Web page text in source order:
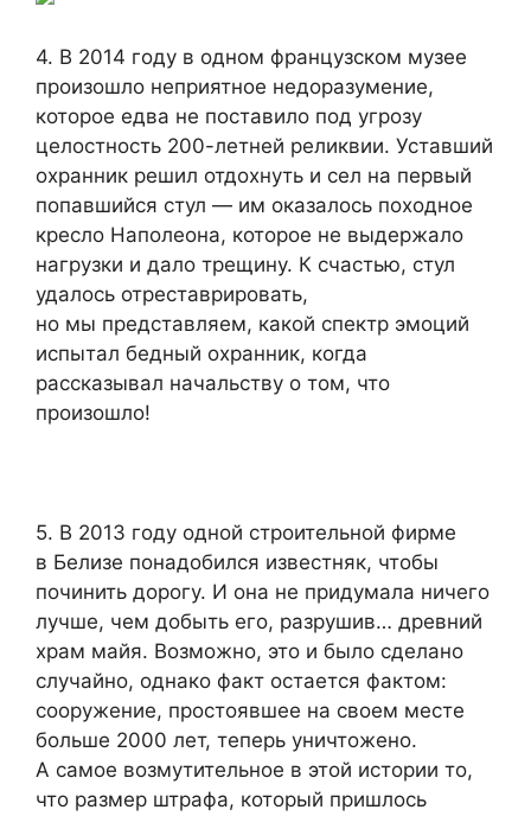
4. В 2014 году в одном французском музее
произошло неприятное недоразумение,
которое едва не поставило под угрозу
целостность 200-летней реликвии. Уставший
охранник решил отдохнуть и сел на первый
попавшийся стул — им оказалось походное
кресло Наполеона, которое не выдержало
нагрузки и дало трещину. К счастью, стул
удалось отреставрировать,
но мы представляем, какой спектр эмоций
испытал бедный охранник, когда
рассказывал начальству о том, что
произошло!
5. В 2013 году одной строительной фирме
в Белизе понадобился известняк, чтобы
починить дорогу. И она не придумала ничего
лучше, чем добыть его, разрушив… древний
храм майя. Возможно, это и было сделано
случайно, однако факт остается фактом:
сооружение, простоявшее на своем месте
больше 2000 лет, теперь уничтожено.
А самое возмутительное в этой истории то,
что размер штрафа, который пришлось